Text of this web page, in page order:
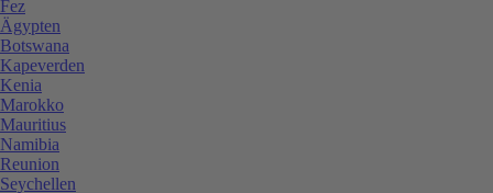
Fez
Ägypten
Botswana
Kapeverden
Kenia
Marokko
Mauritius
Namibia
Reunion
Seychellen